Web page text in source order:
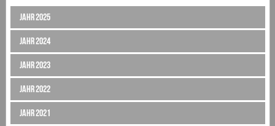
Jahr 2025
Jahr 2024
Jahr 2023
Jahr 2022
Jahr 2021